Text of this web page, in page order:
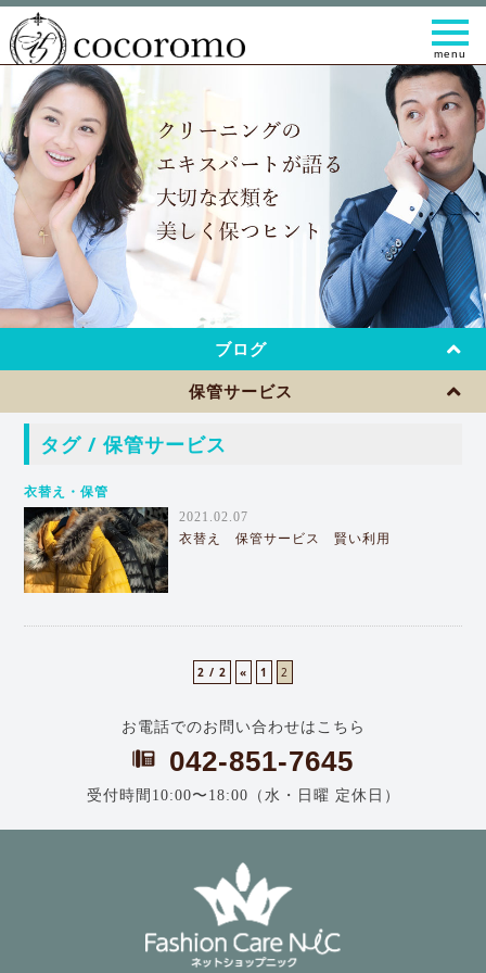
t
o
g
g
l
e
n
a
v
i
g
a
t
i
o
n
ブログ
保管サービス
タグ / 保管サービス
衣替え・保管
2021.02.07
衣替え 保管サービス 賢い利用
2 / 2 « 1 2
お電話でのお問い合わせはこちら
042-851-7645
受付時間10:00〜18:00（水・日曜 定休日）